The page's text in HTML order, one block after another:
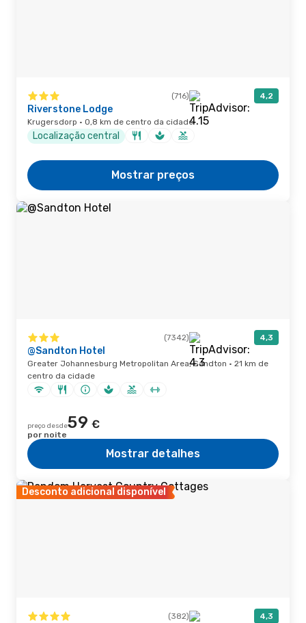
(716) 4,2
Riverstone Lodge
Krugersdorp · 0,8 km de centro da cidade
Localização central
Mostrar preços
(7342) 4,3
@Sandton Hotel
Greater Johannesburg Metropolitan Area, Sandton · 21 km de
centro da cidade
preço desde59 €
por noite
Mostrar detalhes
Desconto adicional disponível
(382) 4,3